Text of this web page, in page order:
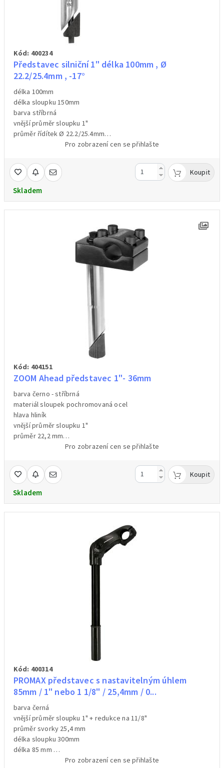
Kód: 400234
Představec silniční 1" délka 100mm , Ø
22.2/25.4mm , -17°
délka 100mm
délka sloupku 150mm
barva stříbrná
vnější průměr sloupku 1"
průměr řídítek Ø 22.2/25.4mm
Pro zobrazení cen se přihlašte
Skladem
Koupit
Kód: 404151
ZOOM Ahead představec 1"- 36mm
barva černo - stříbrná
materiál sloupek pochromovaná ocel
hlava hliník
vnější průměr sloupku 1"
průměr 22,2 mm
délka sloupku 145 mm
použití na BMX
hmotnost:520g
Pro zobrazení cen se přihlašte
Skladem
Koupit
Kód: 400314
PROMAX představec s nastavitelným úhlem
85mm / 1" nebo 1 1/8" / 25,4mm / 0...
barva černá
vnější průměr sloupku 1" + redukce na 11/8"
průměr svorky 25,4 mm
délka sloupku 300mm
délka 85 mm
Pro zobrazení cen se přihlašte